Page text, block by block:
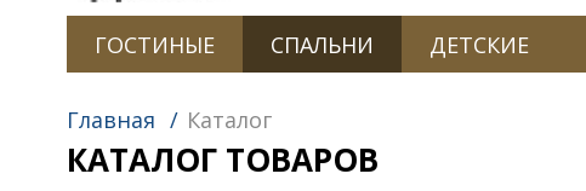
ГОСТИНЫЕ СПАЛЬНИ ДЕТСКИЕ
Главная / Каталог
КАТАЛОГ ТОВАРОВ